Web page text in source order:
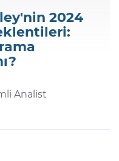
2024
Analist